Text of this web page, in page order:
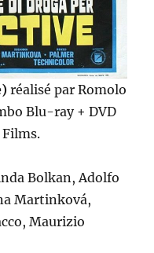
réalisé par Romolo
Blu-ray + DVD
Films.
Bolkan, Adolfo
Martinková,
Maurizio